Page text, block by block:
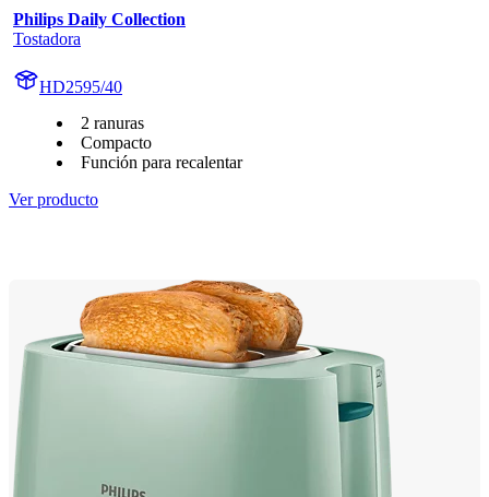
Philips Daily Collection
Tostadora
HD2595/40
2 ranuras
Compacto
Función para recalentar
Ver producto